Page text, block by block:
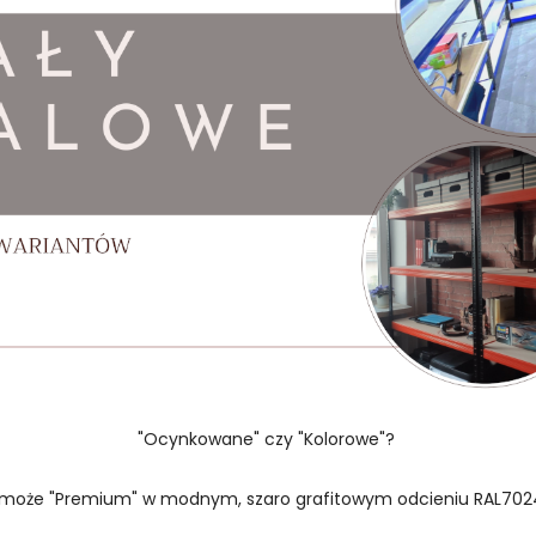
"Ocynkowane" czy "Kolorowe"?
"Premium" w modnym, szaro grafitowym odcieniu